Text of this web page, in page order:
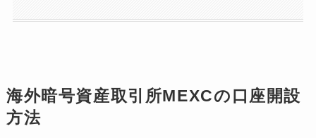
海外暗号資産取引所MEXCの口座開設
方法